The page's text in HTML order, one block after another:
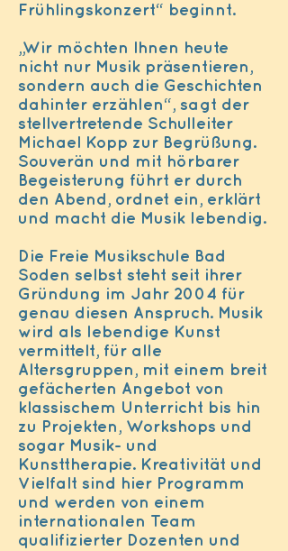
Frühlingskonzert“ beginnt.
„Wir möchten Ihnen heute
nicht nur Musik präsentieren,
sondern auch die Geschichten
dahinter erzählen“, sagt der
stellvertretende Schulleiter
Michael Kopp zur Begrüßung.
Souverän und mit hörbarer
Begeisterung führt er durch
den Abend, ordnet ein, erklärt
und macht die Musik lebendig.
Die Freie Musikschule Bad
Soden selbst steht seit ihrer
Gründung im Jahr 2004 für
genau diesen Anspruch. Musik
wird als lebendige Kunst
vermittelt, für alle
Altersgruppen, mit einem breit
gefächerten Angebot von
klassischem Unterricht bis hin
zu Projekten, Workshops und
sogar Musik- und
Kunsttherapie. Kreativität und
Vielfalt sind hier Programm
und werden von einem
internationalen Team
qualifizierter Dozenten und